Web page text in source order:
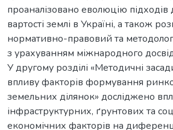
проаналізовано еволюцію
вартості землі в Україні, а також
нормативно-правовий та
з урахуванням міжнародного
У другому розділі «Методичні
впливу факторів формування
земельних ділянок» досліджено
інфраструктурних, ґрунтових та
економічних факторів на